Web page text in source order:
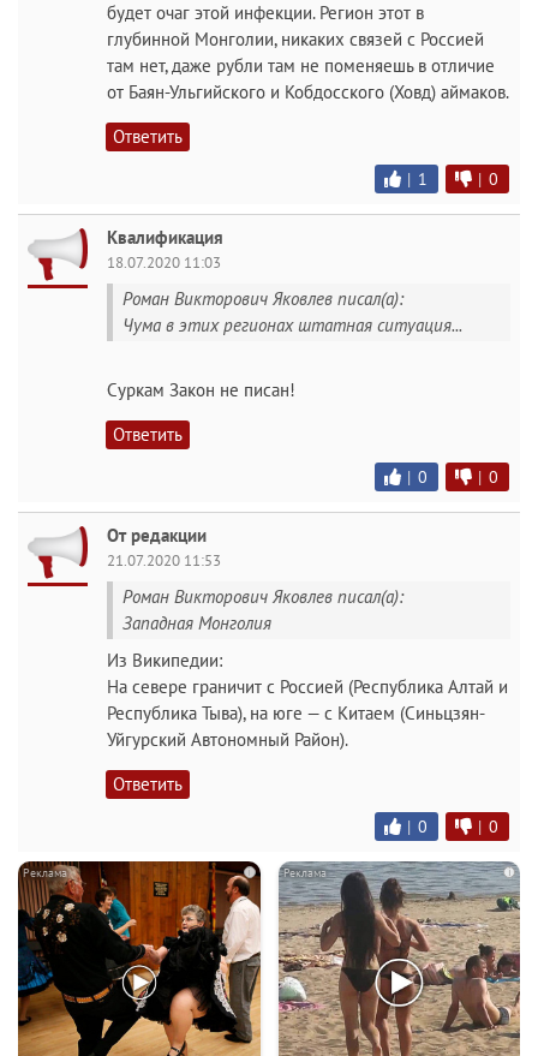
будет очаг этой инфекции. Регион этот в
глубинной Монголии, никаких связей с Россией
там нет, даже рубли там не поменяешь в отличие
от Баян-Ульгийского и Кобдосского (Ховд) аймаков.
Ответить
| 1 | 0
Квалификация
18.07.2020 11:03
Роман Викторович Яковлев писал(а):
Чума в этих регионах штатная ситуация...
Суркам Закон не писан!
Ответить
| 0 | 0
От редакции
21.07.2020 11:53
Роман Викторович Яковлев писал(а):
Западная Монголия
Из Википедии:
На севере граничит с Россией (Республика Алтай и
Республика Тыва), на юге — с Китаем (Синьцзян-
Уйгурский Автономный Район).
Ответить
| 0 | 0
i i